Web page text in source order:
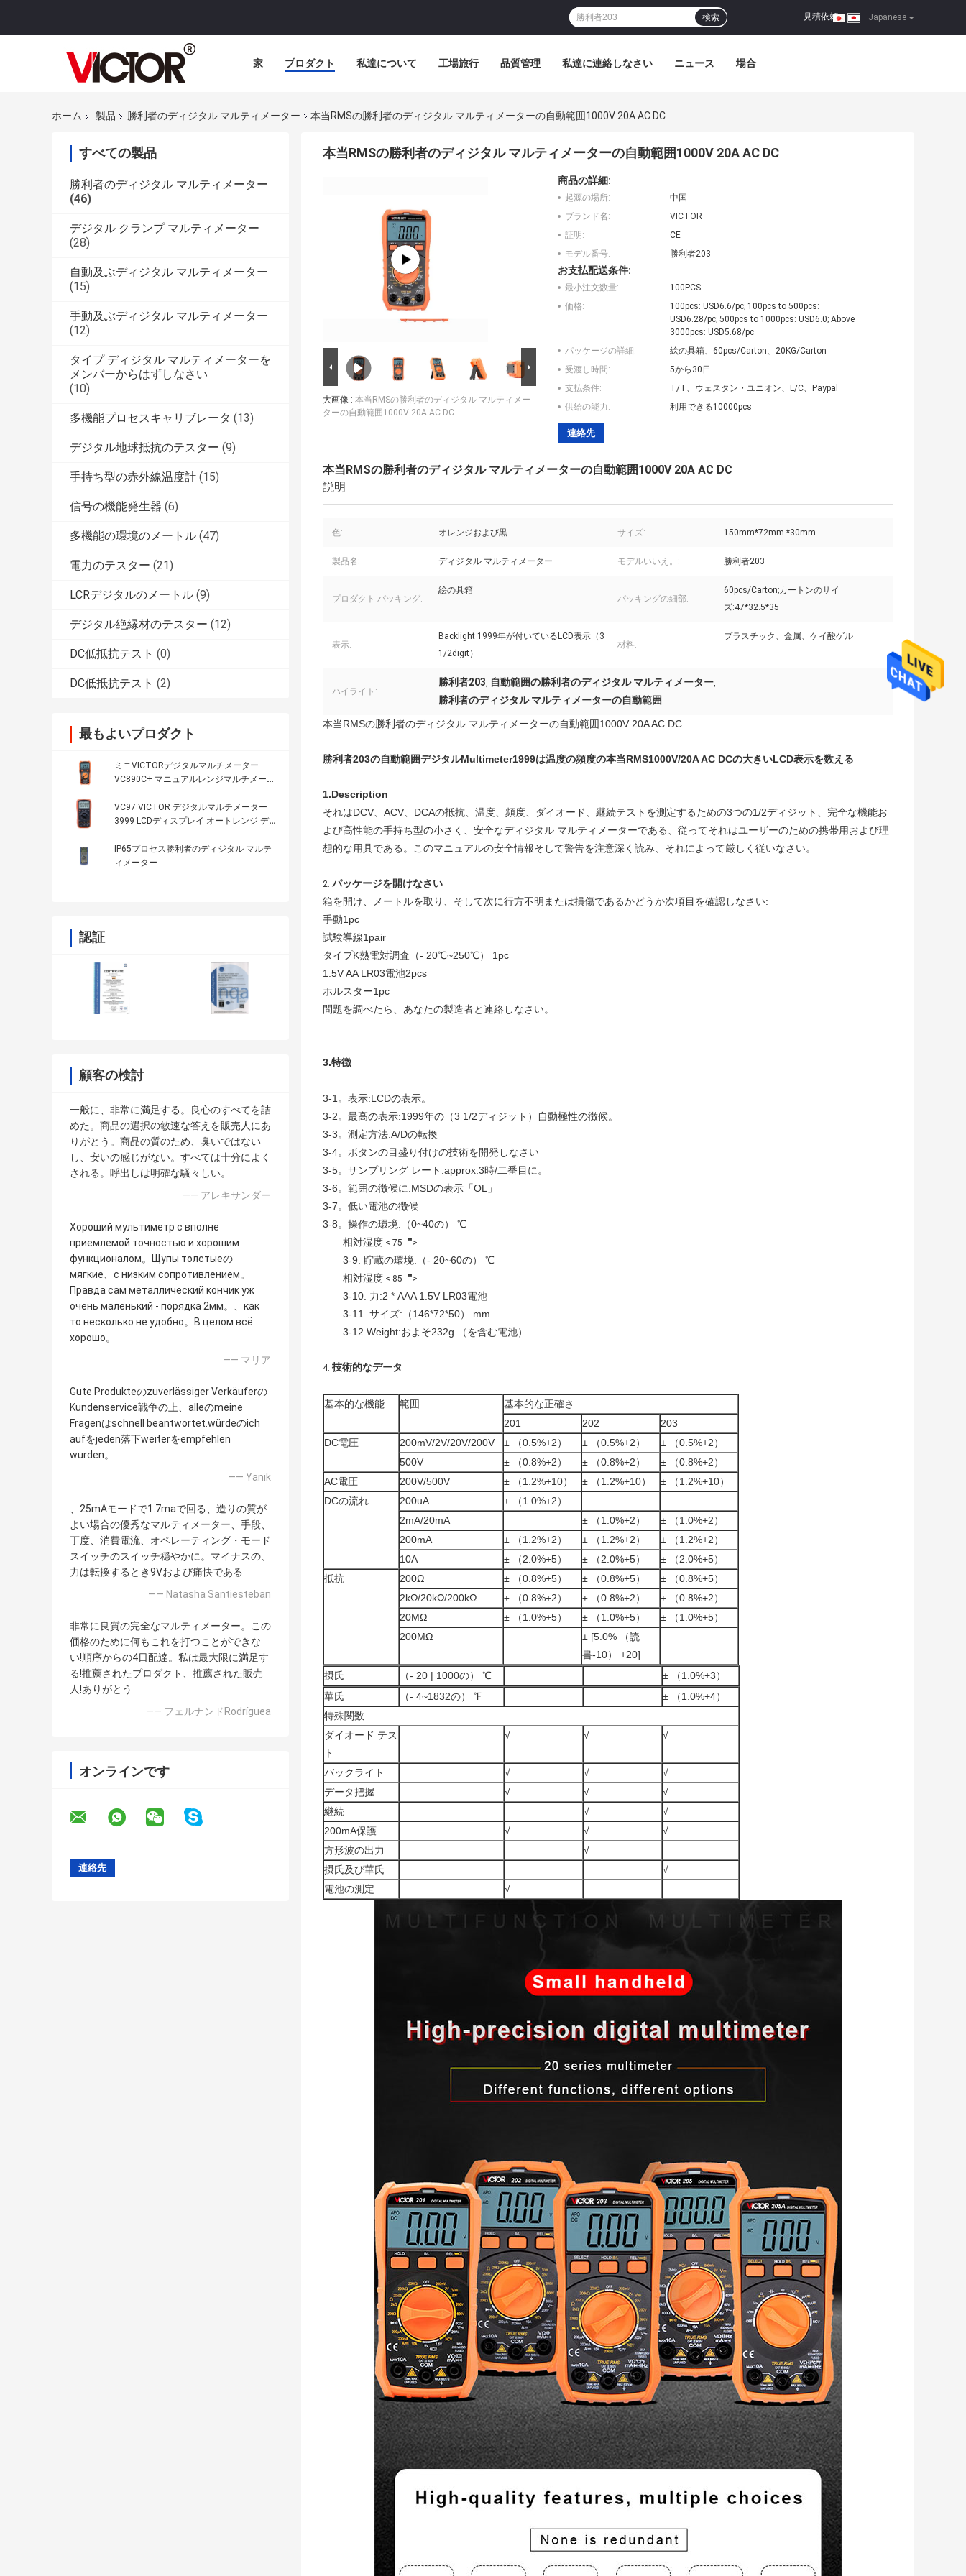
Japanese
見積依頼 |
検索
家 プロダクト 私達について 工場旅行 品質管理 私達に連絡しなさい ニュース 場合
ホーム 製品 勝利者のディジタル マルティメーター 本当RMSの勝利者のディジタル マルティメーターの自動範囲1000V 20A AC DC
すべての製品
勝利者のディジタル マルティメーター
(46)
デジタル クランプ マルティメーター
(28)
自動及ぶディジタル マルティメーター
(15)
手動及ぶディジタル マルティメーター
(12)
タイプ ディジタル マルティメーターを
メンバーからはずしなさい
(10)
多機能プロセスキャリブレータ (13)
デジタル地球抵抗のテスター (9)
手持ち型の赤外線温度計 (15)
信号の機能発生器 (6)
多機能の環境のメートル (47)
電力のテスター (21)
LCRデジタルのメートル (9)
デジタル絶縁材のテスター (12)
DC低抵抗テスト (0)
DC低抵抗テスト (2)
最もよいプロダクト
ミニVICTORデジタルマルチメーター
VC890C+ マニュアルレンジマルチメータ
RMSマルチメーターデジタル
VC97 VICTOR デジタルマルチメーター
3999 LCDディスプレイ オートレンジ デ
ル 工場
IP65プロセス勝利者のディジタル マルテ
ィメーター
認証
顧客の検討
一般に、非常に満足する。良心のすべてを詰
めた。商品の選択の敏速な答えを販売人にあ
りがとう。商品の質のため、臭いではない
し、安いの感じがない。すべては十分によく
される。呼出しは明確な騒々しい。
—— アレキサンダー
Хороший мультиметр с вполне
приемлемой точностью и хорошим
функционалом。Щупы толстыеの
мягкие、с низким сопротивлением。
Правда сам металлический кончик уж
очень маленький - порядка 2мм。、как
то несколько не удобно。В целом всё
хорошо。
—— マリア
Gute Produkteのzuverlässiger Verkäuferの
Kundenservice戦争の上、alleのmeine
Fragenはschnell beantwortet.würdeのich
aufをjeden落下weiterをempfehlen
wurden。
—— Yanik
、25mAモードで1.7maで回る、造りの質が
よい場合の優秀なマルティメーター、手段、
丁度、消費電流、オペレーティング・モード
スイッチのスイッチ穏やかに。マイナスの、
力は転換するとき9Vおよび痛快である
—— Natasha Santiesteban
非常に良質の完全なマルティメーター。この
価格のために何もこれを打つことができな
い!順序からの4日配達。私は最大限に満足す
る!推薦されたプロダクト、推薦された販売
人!ありがとう
—— フェルナンドRodríguea
オンラインです
本当RMSの勝利者のディジタル マルティメーターの自動範囲1000V 20A AC DC
大画像 : 本当RMSの勝利者のディジタル マルティメー
ターの自動範囲1000V 20A AC DC
商品の詳細:
起源の場所:
中国
ブランド名:
VICTOR
証明:
CE
モデル番号:
勝利者203
お支払配送条件:
最小注文数量:
100PCS
価格:
100pcs: USD6.6/pc; 100pcs to 500pcs:
USD6.28/pc; 500pcs to 1000pcs: USD6.0; Above
3000pcs: USD5.68/pc
パッケージの詳細:
絵の具箱、60pcs/Carton、20KG/Carton
受渡し時間:
5から30日
支払条件:
T/T、ウェスタン・ユニオン、L/C、Paypal
供給の能力:
利用できる10000pcs
連絡先
本当RMSの勝利者のディジタル マルティメーターの自動範囲1000V 20A AC DC
説明
色: オレンジおよび黒 サイズ: 150mm*72mm *30mm
製品名: ディジタル マルティメーター モデルいいえ。: 勝利者203
プロダクト パッキング:
絵の具箱
パッキングの細部:
60pcs/Carton;カートンのサイ
ズ:47*32.5*35
表示:
Backlight 1999年が付いているLCD表示（3
1/2digit）
材料:
プラスチック、金属、ケイ酸ゲル
ハイライト:
勝利者203, 自動範囲の勝利者のディジタル マルティメーター,
勝利者のディジタル マルティメーターの自動範囲
本当RMSの勝利者のディジタル マルティメーターの自動範囲1000V 20A AC DC
勝利者203の自動範囲デジタルMultimeter1999は温度の頻度の本当RMS1000V/20A AC DCの大きいLCD表示を数える
1.Description
それはDCV、ACV、DCAの抵抗、温度、頻度、ダイオード、継続テストを測定するための3つの1/2ディジット、完全な機能お
よび高性能の手持ち型の小さく、安全なディジタル マルティメーターである、従ってそれはユーザーのための携帯用および理
想的な用具である。このマニュアルの安全情報そして警告を注意深く読み、それによって厳しく従いなさい。
2. パッケージを開けなさい
箱を開け、メートルを取り、そして次に行方不明または損傷であるかどうか次項目を確認しなさい:
手動1pc
試験導線1pair
タイプK熱電対調査（- 20℃~250℃） 1pc
1.5V AA LR03電池2pcs
ホルスター1pc
問題を調べたら、あなたの製造者と連絡しなさい。
3.特徴
3-1。表示:LCDの表示。
3-2。最高の表示:1999年の（3 1/2ディジット）自動極性の徴候。
3-3。測定方法:A/Dの転換
3-4。ボタンの目盛り付けの技術を開発しなさい
3-5。サンプリング レート:approx.3時/二番目に。
3-6。範囲の徴候に:MSDの表示「OL」
3-7。低い電池の徴候
3-8。操作の環境:（0~40の） ℃
相対湿度 < 75="">
3-9. 貯蔵の環境:（- 20~60の） ℃
相対湿度 < 85="">
3-10. 力:2 * AAA 1.5V LR03電池
3-11. サイズ:（146*72*50） mm
3-12.Weight:およそ232g （を含む電池）
4. 技術的なデータ
基本的な機能 範囲
基本的な正確さ
201
202
203
DC電圧
200mV/2V/20V/200V ± （0.5%+2） ± （0.5%+2）
± （0.5%+2）
500V
± （0.8%+2） ± （0.8%+2）
± （0.8%+2）
AC電圧
200V/500V ± （1.2%+10） ± （1.2%+10）
± （1.2%+10）
DCの流れ
200uA
± （1.0%+2）
2mA/20mA
± （1.0%+2）
± （1.0%+2）
200mA
± （1.2%+2） ± （1.2%+2）
± （1.2%+2）
10A
± （2.0%+5） ± （2.0%+5）
± （2.0%+5）
抵抗
200Ω ± （0.8%+5） ± （0.8%+5）
± （0.8%+5）
2kΩ/20kΩ/200kΩ
± （0.8%+2） ± （0.8%+2）
± （0.8%+2）
20MΩ
± （1.0%+5） ± （1.0%+5）
± （1.0%+5）
200MΩ
± [5.0% （読
書-10） +20]
摂氏
（- 20 | 1000の） ℃
± （1.0%+3）
華氏
（- 4~1832の） ℉
± （1.0%+4）
特殊関数
ダイオード テス
ト
√ √ √
バックライト √ √
√
データ把握
√ √
√
継続
√
√
200mA保護
√ √
√
方形波の出力
√
摂氏及び華氏
√
電池の測定
√